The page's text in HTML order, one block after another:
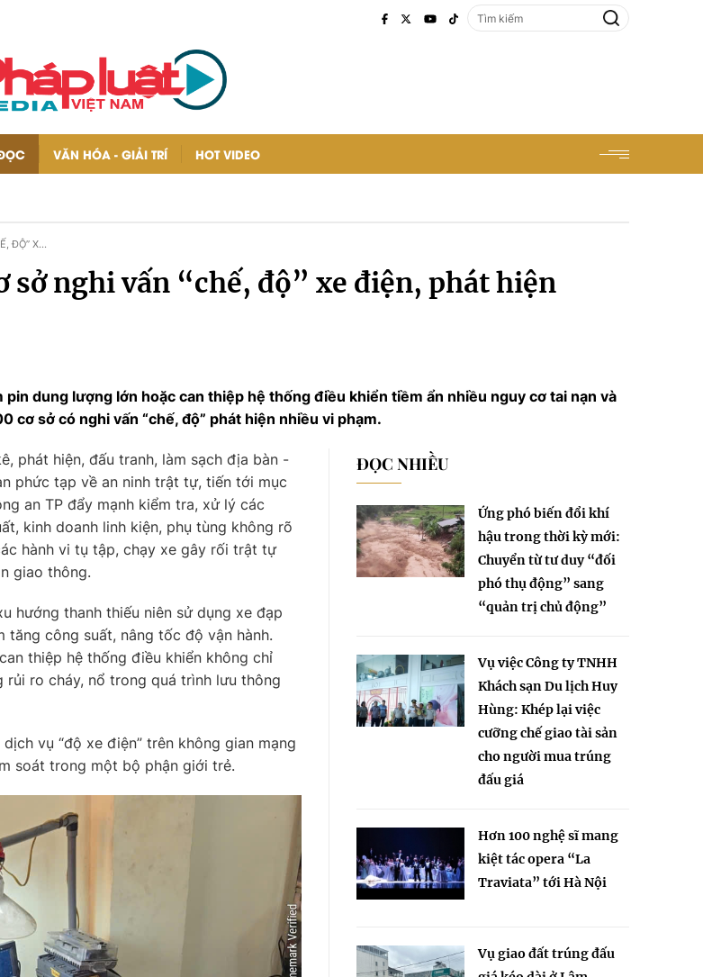
VĂN HÓA - GIẢI TRÍ HOT VIDEO
ĐỘ” XE
sở nghi vấn “chế, độ” xe điện, phát hiện
pin dung lượng lớn hoặc can thiệp hệ thống điều khiển tiềm ẩn nhiều nguy cơ tai nạn và
cơ sở có nghi vấn “chế, độ” phát hiện nhiều vi phạm.
phát hiện, đấu tranh, làm sạch địa bàn -
phức tạp về an ninh trật tự, tiến tới mục
an TP đẩy mạnh kiểm tra, xử lý các
kinh doanh linh kiện, phụ tùng không rõ
hành vi tụ tập, chạy xe gây rối trật tự
giao thông.
hướng thanh thiếu niên sử dụng xe đạp
công suất, nâng tốc độ vận hành.
thiệp hệ thống điều khiển không chỉ
ro cháy, nổ trong quá trình lưu thông
vụ “độ xe điện” trên không gian mạng
soát trong một bộ phận giới trẻ.
ĐỌC NHIỀU
Ứng phó biến đổi khí
hậu trong thời kỳ mới:
Chuyển từ tư duy “đối
phó thụ động” sang
“quản trị chủ động”
Vụ việc Công ty TNHH
Khách sạn Du lịch Huy
Hùng: Khép lại việc
cưỡng chế giao tài sản
cho người mua trúng
đấu giá
Hơn 100 nghệ sĩ mang
kiệt tác opera “La
Traviata” tới Hà Nội
Vụ giao đất trúng đấu